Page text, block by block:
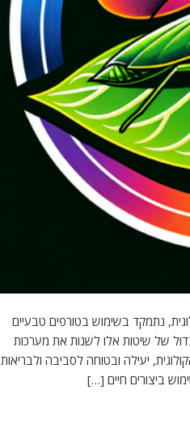
נתמקד בשימוש בטורפים טבעיים
של שיטות אלו לשנות את מערכות
יעילה ובטוחה לסביבה ולבריאות
ביצורים חיים […]